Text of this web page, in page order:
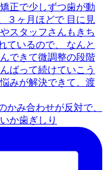
かみ合わせが反対で、
か歯ぎしり